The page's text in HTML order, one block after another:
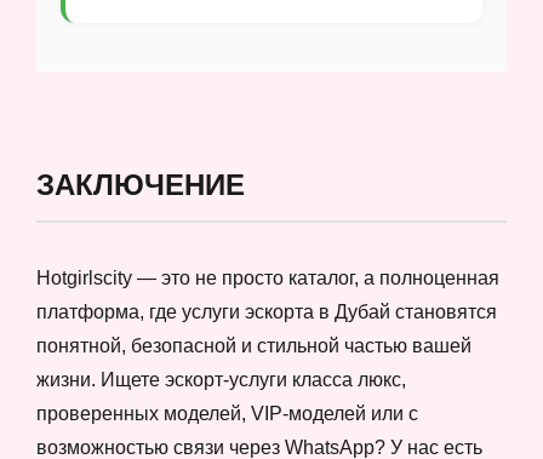
ЗАКЛЮЧЕНИЕ
Hotgirlscity — это не просто каталог, а полноценная
платформа, где услуги эскорта в Дубай становятся
понятной, безопасной и стильной частью вашей
жизни. Ищете эскорт-услуги класса люкс,
проверенных моделей, VIP-моделей или с
возможностью связи через WhatsApp? У нас есть